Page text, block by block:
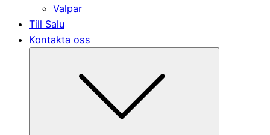
Valpar
Till Salu
Kontakta oss